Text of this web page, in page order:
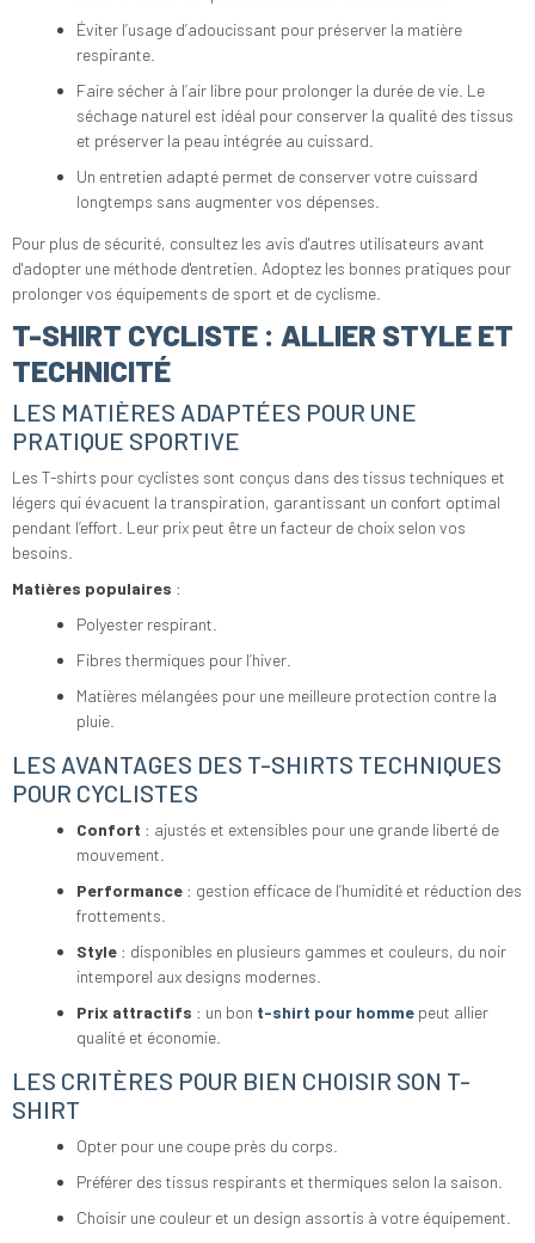
Éviter l’usage d’adoucissant pour préserver la matière
respirante.
Faire sécher à l’air libre pour prolonger la durée de vie. Le
séchage naturel est idéal pour conserver la qualité des tissus
et préserver la peau intégrée au cuissard.
Un entretien adapté permet de conserver votre cuissard
longtemps sans augmenter vos dépenses.
Pour plus de sécurité, consultez les avis d'autres utilisateurs avant
d'adopter une méthode d'entretien. Adoptez les bonnes pratiques pour
prolonger vos équipements de sport et de cyclisme.
T-SHIRT CYCLISTE : ALLIER STYLE ET
TECHNICITÉ
LES MATIÈRES ADAPTÉES POUR UNE
PRATIQUE SPORTIVE
Les T-shirts pour cyclistes sont conçus dans des tissus techniques et
légers qui évacuent la transpiration, garantissant un confort optimal
pendant l’effort. Leur prix peut être un facteur de choix selon vos
besoins.
Matières populaires :
Polyester respirant.
Fibres thermiques pour l’hiver.
Matières mélangées pour une meilleure protection contre la
pluie.
LES AVANTAGES DES T-SHIRTS TECHNIQUES
POUR CYCLISTES
Confort : ajustés et extensibles pour une grande liberté de
mouvement.
Performance : gestion efficace de l’humidité et réduction des
frottements.
Style : disponibles en plusieurs gammes et couleurs, du noir
intemporel aux designs modernes.
Prix attractifs : un bon t-shirt pour homme peut allier
qualité et économie.
LES CRITÈRES POUR BIEN CHOISIR SON T-
SHIRT
Opter pour une coupe près du corps.
Préférer des tissus respirants et thermiques selon la saison.
Choisir une couleur et un design assortis à votre équipement.